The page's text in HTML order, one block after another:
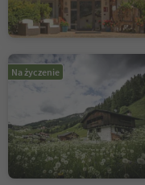
Na życzenie